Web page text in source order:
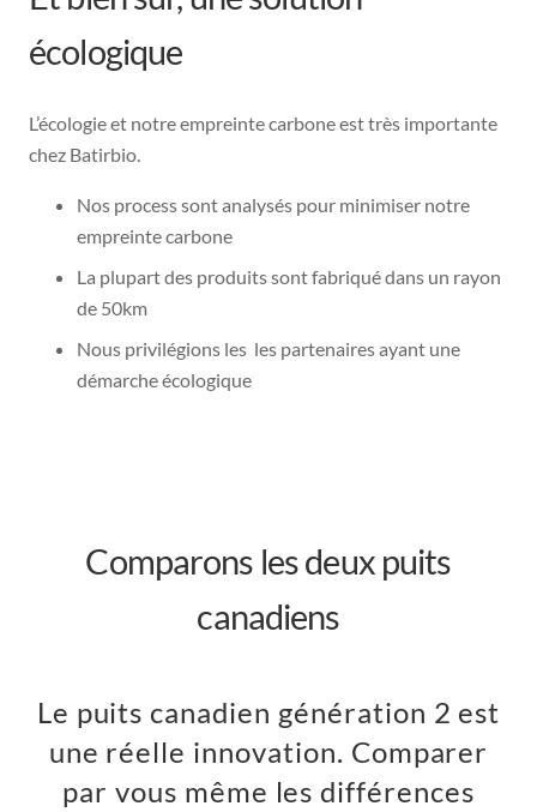
écologique
L’écologie et notre empreinte carbone est très importante
chez Batirbio.
Nos process sont analysés pour minimiser notre
empreinte carbone
La plupart des produits sont fabriqué dans un rayon
de 50km
Nous privilégions les les partenaires ayant une
démarche écologique
Comparons les deux puits
canadiens
Le puits canadien génération 2 est
une réelle innovation. Comparer
par vous même les différences